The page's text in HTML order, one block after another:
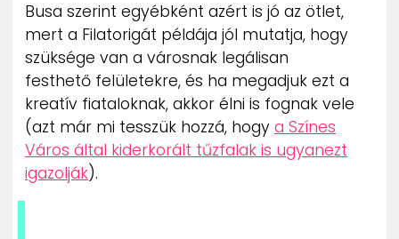
Busa szerint egyébként azért is jó az ötlet,
mert a Filatorigát példája jól mutatja, hogy
szüksége van a városnak legálisan
festhető felületekre, és ha megadjuk ezt a
kreatív fiataloknak, akkor élni is fognak vele
(azt már mi tesszük hozzá, hogy a Színes
Város által kiderkorált tűzfalak is ugyanezt
igazolják).